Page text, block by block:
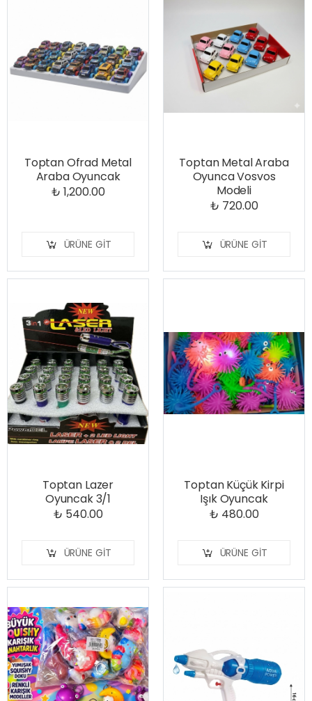
Toptan Ofrad Metal
Araba Oyuncak
₺ 1,200.00
ÜRÜNE GIT
Toptan Metal Araba
Oyunca Vosvos
Modeli
₺ 720.00
ÜRÜNE GIT
Toptan Lazer
Oyuncak 3/1
₺ 540.00
ÜRÜNE GIT
Toptan Küçük Kirpi
Işık Oyuncak
₺ 480.00
ÜRÜNE GIT